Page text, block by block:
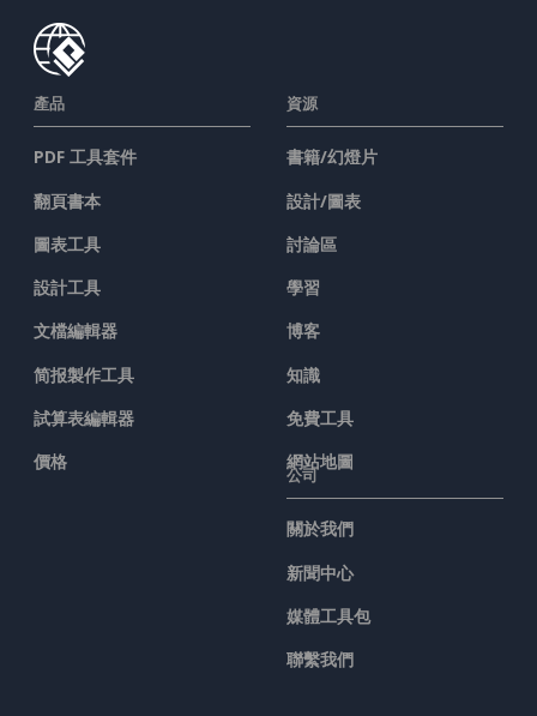
產品
PDF 工具套件
翻頁書本
圖表工具
設計工具
文檔編輯器
简报製作工具
試算表編輯器
價格
資源
書籍/幻燈片
設計/圖表
討論區
學習
博客
知識
免費工具
網站地圖
公司
關於我們
新聞中心
媒體工具包
聯繫我們